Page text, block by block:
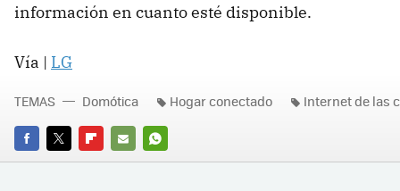
información en cuanto esté disponible.
Vía | LG
FACEBOOK
TWITTERFLIPBOARD
E-
WHATSAPP
TEMAS Domótica Hogar conectado Internet de las